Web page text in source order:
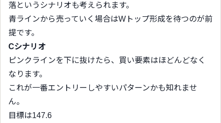
落というシナリオも考えられます。
青ラインから売っていく場合はWトップ形成を待つのが前
提です。
Cシナリオ
ピンクラインを下に抜けたら、買い要素はほどんどなく
なります。
これが一番エントリーしやすいパターンかも知れませ
ん。
目標は147.6